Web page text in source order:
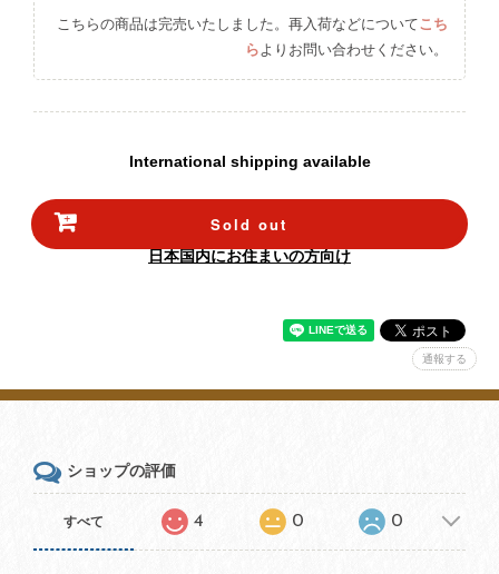
こちらの商品は完売いたしました。再入荷などについてこち
ら よりお問い合わせください。
International shipping available
Sold out
日本国内にお住まいの方向け
通報する
ショップの評価
すべて 4 0 0